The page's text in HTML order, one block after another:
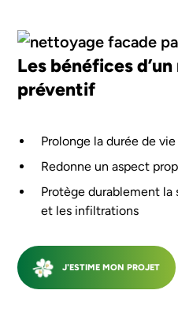
Les bénéfices
préventif
Prolonge la durée de
Redonne un aspect
Protège durablement
et les infiltrations
J'ESTIME MON PROJET